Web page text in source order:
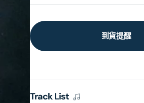
到貨提醒
Track List